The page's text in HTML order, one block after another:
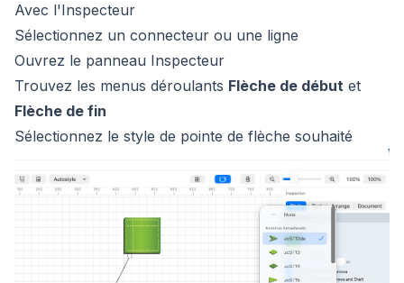
Avec l'Inspecteur
Sélectionnez un connecteur ou une ligne
Ouvrez le panneau Inspecteur
Trouvez les menus déroulants Flèche de début et
Flèche de fin
Sélectionnez le style de pointe de flèche souhaité